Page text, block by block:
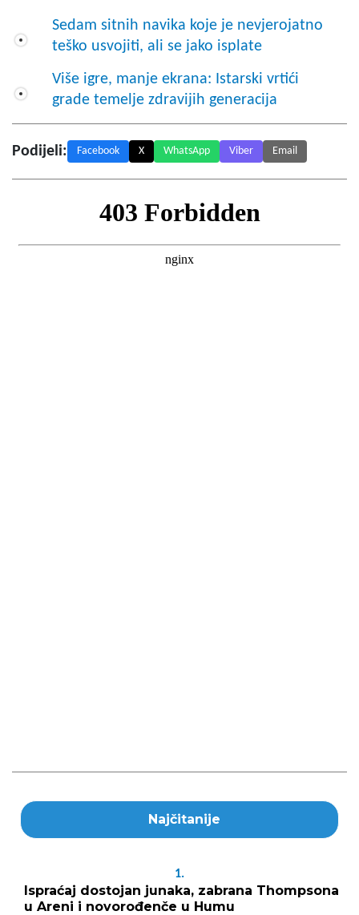
Sedam sitnih navika koje je nevjerojatno
teško usvojiti, ali se jako isplate
Više igre, manje ekrana: Istarski vrtići
grade temelje zdravijih generacija
Podijeli: Facebook X WhatsApp Viber Email
Najčitanije
1.
Ispraćaj dostojan junaka, zabrana Thompsona
u Areni i novorođenče u Humu